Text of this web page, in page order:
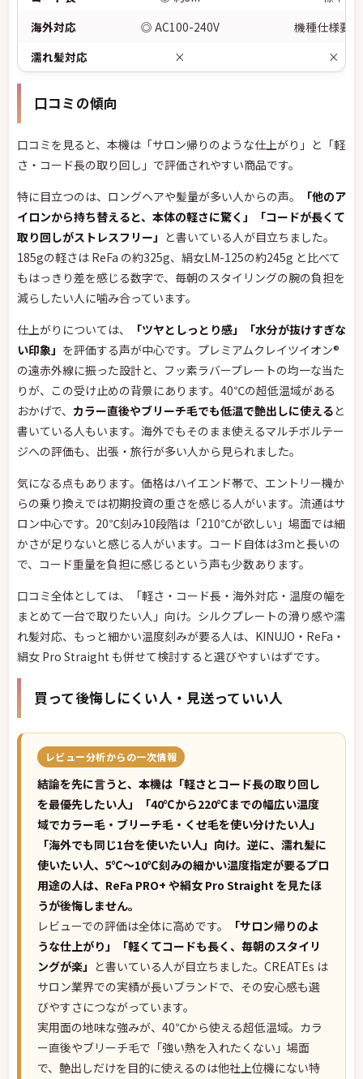
海外対応
◎ AC100-240V
機種仕様要
濡れ髪対応
× ×
口コミの傾向
口コミを見ると、本機は「サロン帰りのような仕上がり」と「軽
さ・コード長の取り回し」で評価されやすい商品です。
特に目立つのは、ロングヘアや髪量が多い人からの声。
「他のア
イロンから持ち替えると、本体の軽さに驚く」「コードが長くて
取り回しがストレスフリー」 と書いている人が目立ちました。
185gの軽さは ReFa の約325g、絹女LM-125の約245g と比べて
もはっきり差を感じる数字で、毎朝のスタイリングの腕の負担を
減らしたい人に噛み合っています。
仕上がりについては、
「ツヤとしっとり感」「水分が抜けすぎな
い印象」 を評価する声が中心です。プレミアムクレイツイオン®
の遠赤外線に振った設計と、フッ素ラバープレートの均一な当た
りが、この受け止めの背景にあります。40℃の超低温域がある
おかげで、 カラー直後やブリーチ毛でも低温で艶出しに使えると
書いている人もいます。海外でもそのまま使えるマルチボルテー
ジへの評価も、出張・旅行が多い人から見られました。
気になる点もあります。価格はハイエンド帯で、エントリー機か
らの乗り換えでは初期投資の重さを感じる人がいます。流通はサ
ロン中心です。20℃刻み10段階は「210℃が欲しい」場面では細
かさが足りないと感じる人がいます。コード自体は3mと長いの
で、コード重量を負担に感じるという声も少数あります。
口コミ全体としては、「軽さ・コード長・海外対応・温度の幅を
まとめて一台で取りたい人」向け。シルクプレートの滑り感や濡
れ髪対応、もっと細かい温度刻みが要る人は、KINUJO・ReFa・
絹女 Pro Straight も併せて検討すると選びやすいはずです。
買って後悔しにくい人・見送っていい人
レビュー分析からの一次情報
結論を先に言うと、本機は「軽さとコード長の取り回し
を最優先したい人」「40℃から220℃までの幅広い温度
域でカラー毛・ブリーチ毛・くせ毛を使い分けたい人」
「海外でも同じ1台を使いたい人」向け。逆に、濡れ髪に
使いたい人、5℃〜10℃刻みの細かい温度指定が要るプロ
用途の人は、ReFa PRO+ や絹女 Pro Straight を見たほ
うが後悔しません。
レビューでの評価は全体に高めです。
「サロン帰りのよ
うな仕上がり」「軽くてコードも長く、毎朝のスタイリ
ングが楽」 と書いている人が目立ちました。CREATEs は
サロン業界での実績が長いブランドで、その安心感も選
びやすさにつながっています。
実用面の地味な強みが、40℃から使える超低温域。カラ
ー直後やブリーチ毛で「強い熱を入れたくない」場面
で、艶出しだけを目的に使えるのは他社上位機にない特